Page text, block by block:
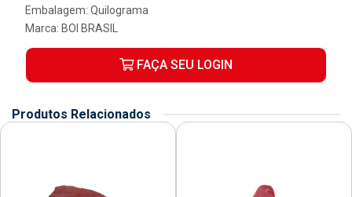
Embalagem: Quilograma
Marca: BOI BRASIL
FAÇA SEU LOGIN
Produtos Relacionados